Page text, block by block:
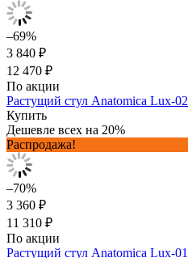
–69%
3 840 ₽
12 470 ₽
По акции
Растущий стул Anatomica Lux-02
Купить
Дешевле всех на 20%
Распродажа!
–70%
3 360 ₽
11 310 ₽
По акции
Растущий стул Anatomica Lux-01